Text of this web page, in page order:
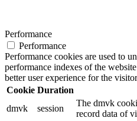
Performance
Performance
Performance cookies are used to
performance indexes of the
better user experience for the
Cookie Duration
dmvk
session
The dmvk
record data of